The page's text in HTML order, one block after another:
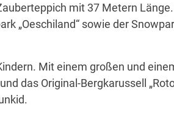
mit 37 Metern
„Oeschiland“ sowie der
Mit einem großen und
das Original-Bergkarussell